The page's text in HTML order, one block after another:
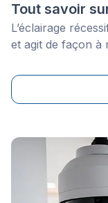
Tout savoir
L’éclairage
et agit de façon à
une des raisons
répandue pour